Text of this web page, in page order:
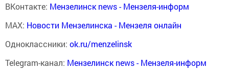
ВКонтакте: Мензелинск news - Мензеля-информ
MAX: Новости Мензелинска - Мензеля онлайн
Одноклассники: ok.ru/menzelinsk
Telegram-канал: Мензелинск news - Мензеля-информ